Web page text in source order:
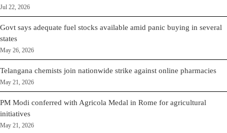
Jul 22, 2026
Govt says adequate fuel stocks available amid panic buying in several
states
May 26, 2026
Telangana chemists join nationwide strike against online pharmacies
May 21, 2026
PM Modi conferred with Agricola Medal in Rome for agricultural
initiatives
May 21, 2026